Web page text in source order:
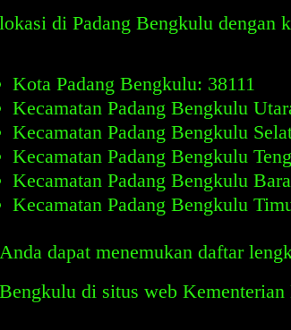
lokasi di Padang Bengkulu dengan
Kota Padang Bengkulu: 38111
Kecamatan Padang Bengkulu
Kecamatan Padang Bengkulu
Kecamatan Padang Bengkulu
Kecamatan Padang Bengkulu
Kecamatan Padang Bengkulu
Anda dapat menemukan daftar
Bengkulu di situs web